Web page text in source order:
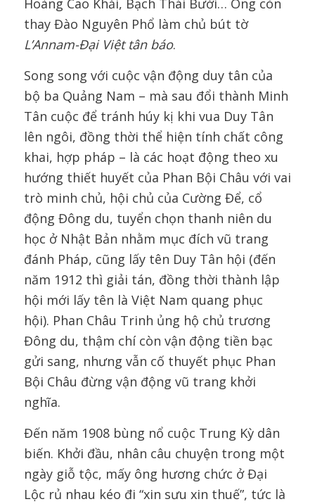
thay Đào Nguyên Phổ làm chủ bút tờ
L’Annam-Đại Việt tân báo.
Song song với cuộc vận động duy tân của
bộ ba Quảng Nam – mà sau đổi thành Minh
Tân cuộc để tránh húy kị khi vua Duy Tân
lên ngôi, đồng thời thể hiện tính chất công
khai, hợp pháp – là các hoạt động theo xu
hướng thiết huyết của Phan Bội Châu với vai
trò minh chủ, hội chủ của Cường Để, cổ
động Đông du, tuyển chọn thanh niên du
học ở Nhật Bản nhằm mục đích vũ trang
đánh Pháp, cũng lấy tên Duy Tân hội (đến
năm 1912 thì giải tán, đồng thời thành lập
hội mới lấy tên là Việt Nam quang phục
hội). Phan Châu Trinh ủng hộ chủ trương
Đông du, thậm chí còn vận động tiền bạc
gửi sang, nhưng vẫn cố thuyết phục Phan
Bội Châu đừng vận động vũ trang khởi
nghĩa.
Đến năm 1908 bùng nổ cuộc Trung Kỳ dân
biến. Khởi đầu, nhân câu chuyện trong một
ngày giỗ tộc, mấy ông hương chức ở Đại
Lộc rủ nhau kéo đi “xin sưu xin thuế”, tức là